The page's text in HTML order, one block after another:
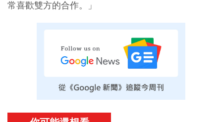
常喜歡雙方的合作。」